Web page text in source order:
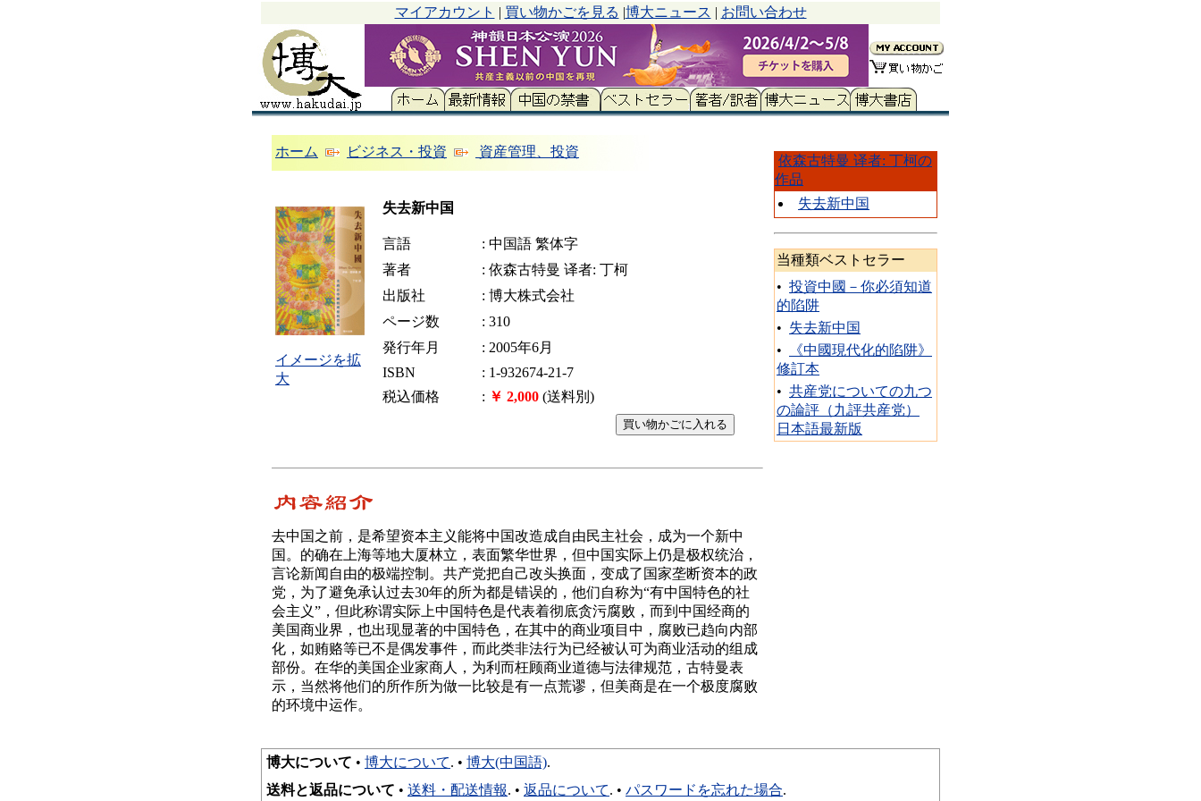
マイアカウント | 買い物かごを見る |博大ニュース | お問い合わせ
ホーム ビジネス・投資 資産管理、投資
イメージを拡
大
失去新中国
言語
: 中国語 繁体字
著者
: 依森古特曼 译者: 丁柯
出版社
: 博大株式会社
ページ数
: 310
発行年月
: 2005年6月
ISBN
: 1-932674-21-7
税込価格
: ￥ 2,000 (送料別)
去中国之前，是希望资本主义能将中国改造成自由民主社会，成为一个新中
国。的确在上海等地大厦林立，表面繁华世界，但中国实际上仍是极权统治，
言论新闻自由的极端控制。共产党把自己改头换面，变成了国家垄断资本的政
党，为了避免承认过去30年的所为都是错误的，他们自称为“有中国特色的社
会主义”，但此称谓实际上中国特色是代表着彻底贪污腐败，而到中国经商的
美国商业界，也出现显著的中国特色，在其中的商业项目中，腐败已趋向内部
化，如贿赂等已不是偶发事件，而此类非法行为已经被认可为商业活动的组成
部份。在华的美国企业家商人，为利而枉顾商业道德与法律规范，古特曼表
示，当然将他们的所作所为做一比较是有一点荒谬，但美商是在一个极度腐败
的环境中运作。
依森古特曼 译者: 丁柯の
作品
失去新中国
当種類ベストセラー
• 投資中國－你必須知道
的陷阱
• 失去新中国
•
《中國現代化的陷阱》
修訂本
• 共産党についての九つ
の論評（九評共産党）
日本語最新版
博大について • 博大について. • 博大(中国語).
送料と返品について • 送料・配送情報. • 返品について. • パスワードを忘れた場合.